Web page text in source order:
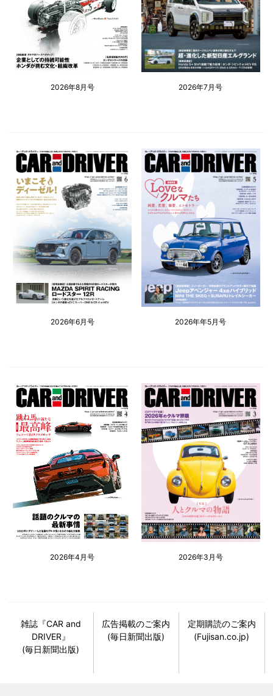
2026年8月号 2026年7月号
2026年6月号 2026年年5月号
2026年4月号 2026年3月号
雑誌『CAR and
DRIVER』
(毎日新聞出版)
広告掲載のご案内
(毎日新聞出版)
定期購読のご案内
(Fujisan.co.jp)